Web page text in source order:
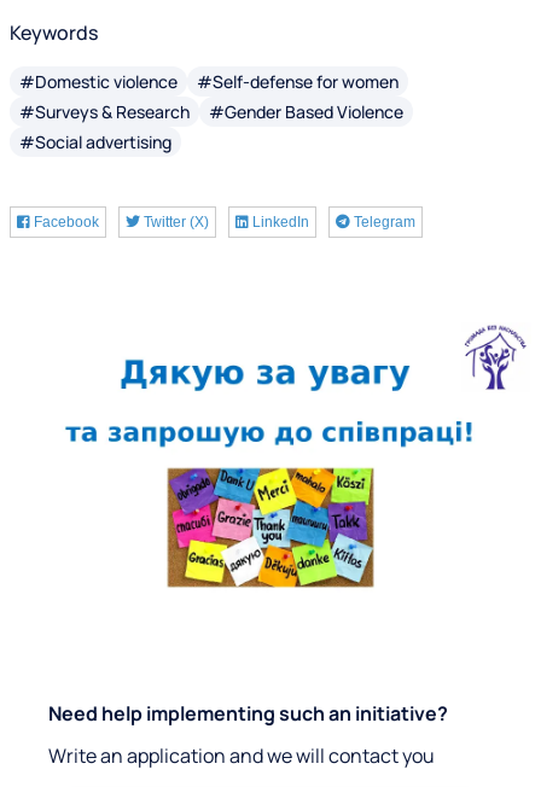
Keywords
#Domestic violence
#Self-defense for women
#Surveys & Research
#Gender Based Violence
#Social advertising
Facebook Twitter (X) LinkedIn Telegram
Q
u
Need help implementing such an initiative?
Write an application and we will contact you